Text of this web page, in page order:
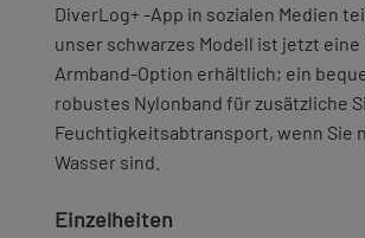
DiverLog+ -App in sozialen Medien
unser schwarzes Modell ist jetzt eine
Armband-Option erhältlich; ein
robustes Nylonband für zusätzliche
Feuchtigkeitsabtransport, wenn Sie
Wasser sind.
Einzelheiten